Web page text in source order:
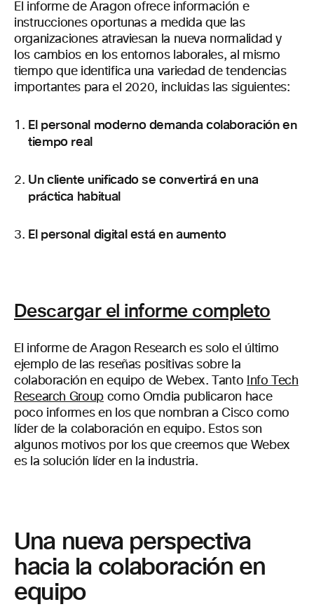
El informe de Aragon ofrece información e
instrucciones oportunas a medida que las
organizaciones atraviesan la nueva normalidad y
los cambios en los entornos laborales, al mismo
tiempo que identifica una variedad de tendencias
importantes para el 2020, incluidas las siguientes:
El personal moderno demanda colaboración en
tiempo real
Un cliente unificado se convertirá en una
práctica habitual
El personal digital está en aumento
Descargar el informe completo
El informe de Aragon Research es solo el último
ejemplo de las reseñas positivas sobre la
colaboración en equipo de Webex. Tanto
Info Tech
Research Groupcomo Omdia publicaron hace
poco informes en los que nombran a Cisco como
líder de la colaboración en equipo. Estos son
algunos motivos por los que creemos que Webex
es la solución líder en la industria.
Una nueva perspectiva
hacia la colaboración en
equipo